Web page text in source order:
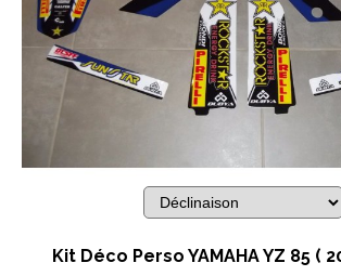
Kit Déco Perso YAMAHA YZ 85 (